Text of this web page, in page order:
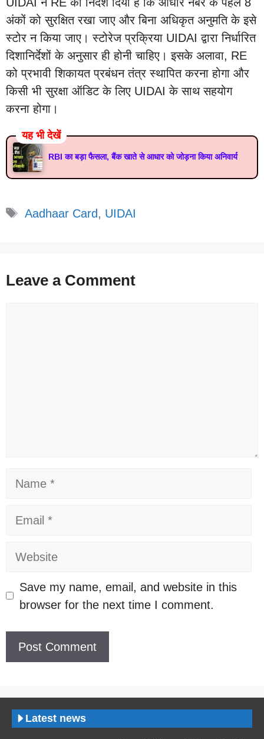
अंकों को सुरक्षित रखा जाए और बिना अधिकृत अनुमति के इसे
स्टोर न किया जाए। स्टोरेज प्रक्रिया UIDAI द्वारा निर्धारित
दिशानिर्देशों के अनुसार ही होनी चाहिए। इसके अलावा, RE
को प्रभावी शिकायत प्रबंधन तंत्र स्थापित करना होगा और
किसी भी सुरक्षा ऑडिट के लिए UIDAI के साथ सहयोग
करना होगा।
यह भी देखें
RBI का बड़ा फैसला, बैंक खाते से आधार को जोड़ना किया अनिवार्य
Tags
Aadhaar Card, UIDAI
Leave a Comment
Name
Email
Website
Save my name, email, and website in this
browser for the next time I comment.
Latest news